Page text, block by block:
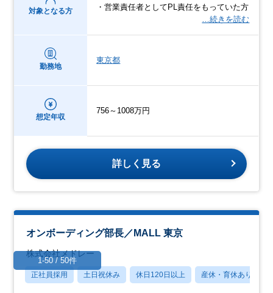
対象となる方
・営業責任者としてPL責任をもっていた方
…続きを読む
勤務地
東京都
想定年収
756～1008万円
詳しく見る
オンボーディング部長／MALL 東京
株式会社メドレー
正社員採用 土日祝休み 休日120日以上 産休・育休あり
1-50 / 50件